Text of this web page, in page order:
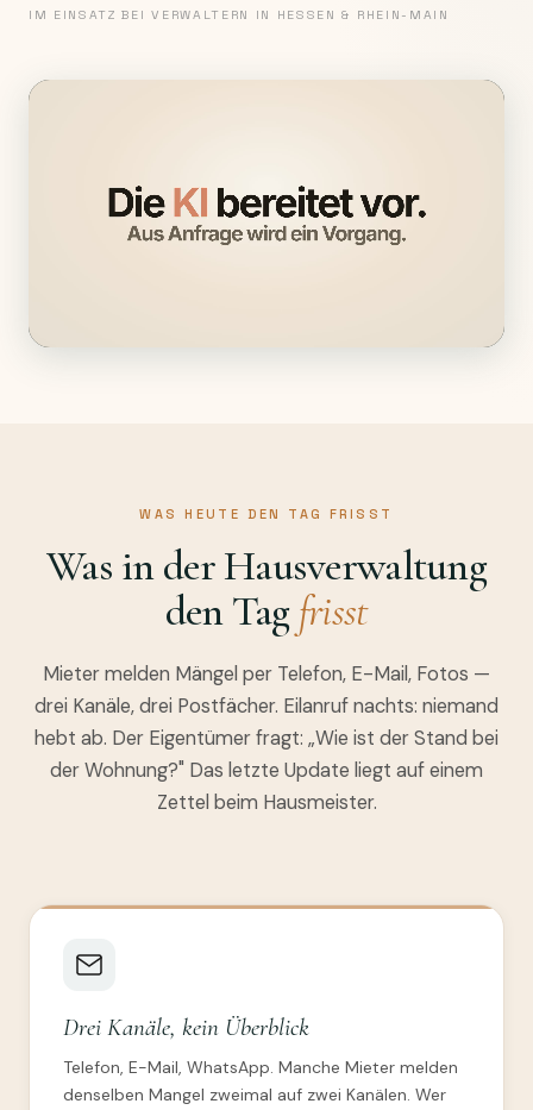
IM EINSATZ BEI VERWALTERN IN HESSEN & RHEIN-MAIN
WAS HEUTE DEN TAG FRISST
Was in der Hausverwaltung
den Tagfrisst
Mieter melden Mängel per Telefon, E-Mail, Fotos —
drei Kanäle, drei Postfächer. Eilanruf nachts: niemand
hebt ab. Der Eigentümer fragt: „Wie ist der Stand bei
der Wohnung?" Das letzte Update liegt auf einem
Zettel beim Hausmeister.
Drei Kanäle, kein Überblick
Telefon, E-Mail, WhatsApp. Manche Mieter melden
denselben Mangel zweimal auf zwei Kanälen. Wer